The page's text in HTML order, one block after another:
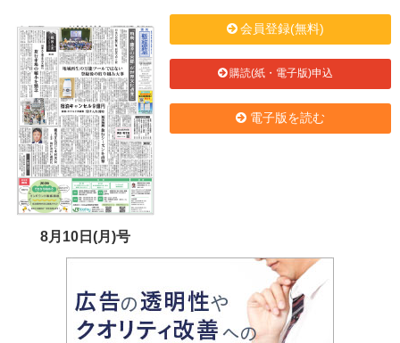
8月10日(月)号
会員登録(無料)
購読(紙・電子版)申込
電子版を読む